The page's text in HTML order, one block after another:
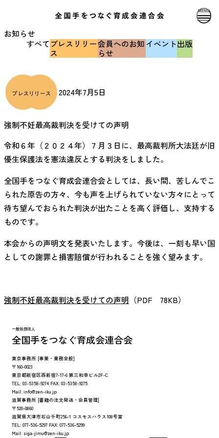
MENU
お知らせ
すべて プレスリリー
ス
会員へのお知
らせ
イベント出版
2024年7月5日
強制不妊最高裁判決を受けての声明
令和６年（２０２４年）７月３日に、最高裁判所大法廷が旧
優生保護法を憲法違反とする判決をしました。
全国手をつなぐ育成会連合会としては、長い間、苦しんでこ
られた原告の方々、今も声を上げられていない方々にとって
待ち望んでおられた判決が出たことを高く評価し、支持する
ものです。
本会からの声明文を発表いたします。今後は、一刻も早い国
としての謝罪と損害賠償が行われることを強く望みます。
強制不妊最高裁判決を受けての声明 （PDF 78KB）
一般社団法人
全国手をつなぐ育成会連合会
東京事務所 [事業・業務全般]
〒160-0023
東京都新宿区西新宿7-17-6 第三和幸ビル2F-C
TEL: 03-5358-9274 FAX: 03-5358-9275
Mail: info@zen-iku.jp
滋賀事務所 [書籍の注文発送・会員管理]
〒520-0860
滋賀県大津市石山千町256-1 コスモスハウス108号室
TEL: 077-536-5297 FAX: 077-536-5299
Mail: siga-jimu@zen-iku.jp